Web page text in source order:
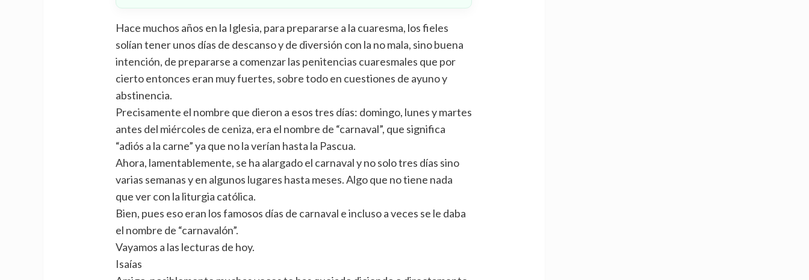
Hace muchos años en la Iglesia, para prepararse a la cuaresma, los fieles
solían tener unos días de descanso y de diversión con la no mala, sino buena
intención, de prepararse a comenzar las penitencias cuaresmales que por
cierto entonces eran muy fuertes, sobre todo en cuestiones de ayuno y
abstinencia.
Precisamente el nombre que dieron a esos tres días: domingo, lunes y martes
antes del miércoles de ceniza, era el nombre de “carnaval”, que significa
“adiós a la carne” ya que no la verían hasta la Pascua.
Ahora, lamentablemente, se ha alargado el carnaval y no solo tres días sino
varias semanas y en algunos lugares hasta meses. Algo que no tiene nada
que ver con la liturgia católica.
Bien, pues eso eran los famosos días de carnaval e incluso a veces se le daba
el nombre de “carnavalón”.
Vayamos a las lecturas de hoy.
Isaías